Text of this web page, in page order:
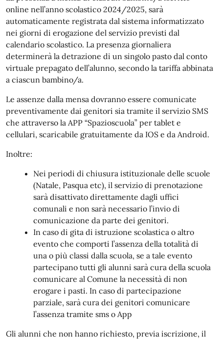
online nell’anno scolastico 2024/2025, sarà
automaticamente registrata dal sistema informatizzato
nei giorni di erogazione del servizio previsti dal
calendario scolastico. La presenza giornaliera
determinerà la detrazione di un singolo pasto dal conto
virtuale prepagato dell’alunno, secondo la tariffa abbinata
a ciascun bambino/a.
Le assenze dalla mensa dovranno essere comunicate
preventivamente dai genitori sia tramite il servizio SMS
che attraverso la APP “Spazioscuola” per tablet e
cellulari, scaricabile gratuitamente da IOS e da Android.
Inoltre:
Nei periodi di chiusura istituzionale delle scuole
(Natale, Pasqua etc), il servizio di prenotazione
sarà disattivato direttamente dagli uffici
comunali e non sarà necessario l’invio di
comunicazione da parte dei genitori.
In caso di gita di istruzione scolastica o altro
evento che comporti l’assenza della totalità di
una o più classi dalla scuola, se a tale evento
partecipano tutti gli alunni sarà cura della scuola
comunicare al Comune la necessità di non
erogare i pasti. In caso di partecipazione
parziale, sarà cura dei genitori comunicare
l’assenza tramite sms o App
Gli alunni che non hanno richiesto, previa iscrizione, il